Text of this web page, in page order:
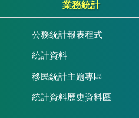
業務統計
公務統計報表程式
統計資料
移民統計主題專區
統計資料歷史資料區